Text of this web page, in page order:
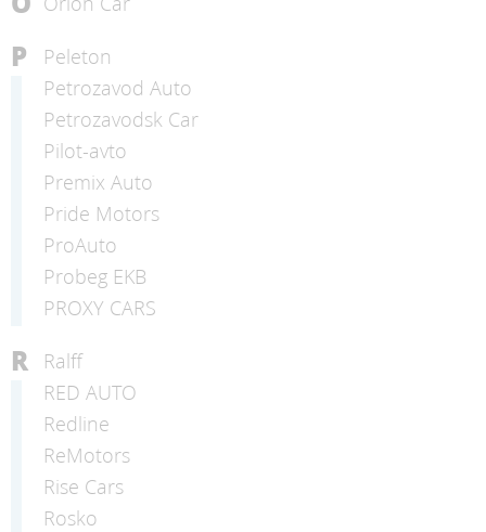
P
Peleton
Petrozavod Auto
Petrozavodsk Car
Pilot-avto
Premix Auto
Pride Motors
ProAuto
Probeg EKB
PROXY CARS
R
Ralff
RED AUTO
Redline
ReMotors
Rise Cars
Rosko